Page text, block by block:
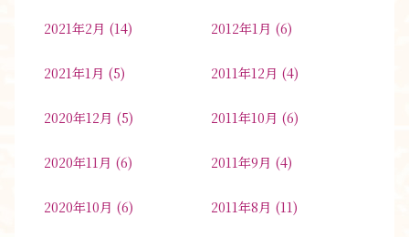
2021年2月 (14)
2021年1月 (5)
2020年12月 (5)
2020年11月 (6)
2020年10月 (6)
2012年1月 (6)
2011年12月 (4)
2011年10月 (6)
2011年9月 (4)
2011年8月 (11)